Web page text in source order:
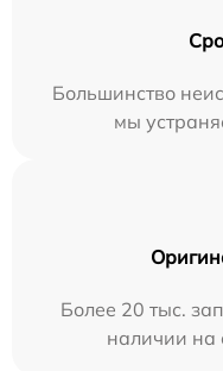
Большинство
мы
Более 20 тыс.
наличии на